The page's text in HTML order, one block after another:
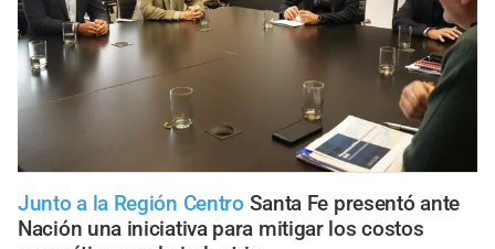
Junto a la Región Centro Santa Fe presentó ante
Nación una iniciativa para mitigar los costos